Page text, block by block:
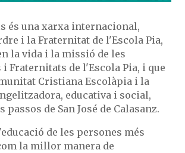
és una xarxa internacional,
i la Fraternitat de l'Escola Pia,
la vida i la missió de les
Fraternitats de l'Escola Pia, i que
Cristiana Escolàpia i la
educativa i social,
de San José de Calasanz.
de les persones més
la millor manera de